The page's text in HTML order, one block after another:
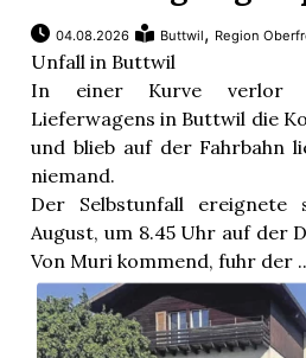
Immobilien
Veranstaltungen
Stellen
E-
Paper
Newsletter
04.08.2026 Buttwil, Region
Unfall in Buttwil
In einer Kurve verlor
Lieferwagens in Buttwil die
und blieb auf der Fahrbahn
niemand.
Der Selbstunfall
August, um 8.45 Uhr auf der
Von Muri kommend, fuhr der